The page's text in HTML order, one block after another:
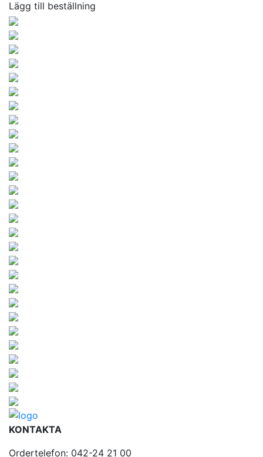
Lägg till beställning
KONTAKTA
Ordertelefon: 042-24 21 00